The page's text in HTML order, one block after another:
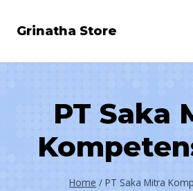
Grinatha Store
PT Saka
Home / PT Saka Mitra